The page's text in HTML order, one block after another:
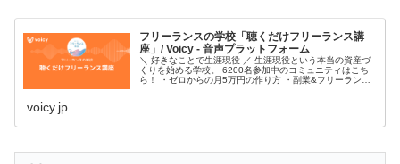
フリーランスの学校「聴くだけフリーランス講
座」/ Voicy - 音声プラットフォーム
＼ 好きなことで生涯現役 ／ 生涯現役という本当の資産づ
くりを始める学校。 6200名参加中のコミュニティはこち
ら！ ・ゼロからの月5万円の作り方 ・副業&フリーランス
voicy.jp